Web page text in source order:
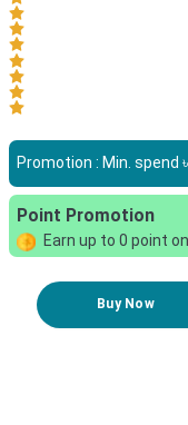
Promotion : Min. spend ৳
Point Promotion
Earn up to 0 point
Buy Now